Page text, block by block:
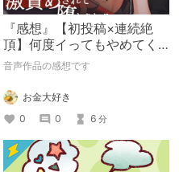
『感想』【初投稿×連続絶
頂】何度イってもやめてく
れない嫉妬彼氏に激責めさ
音声作品の感想です
お金大好き
0
0 6 分